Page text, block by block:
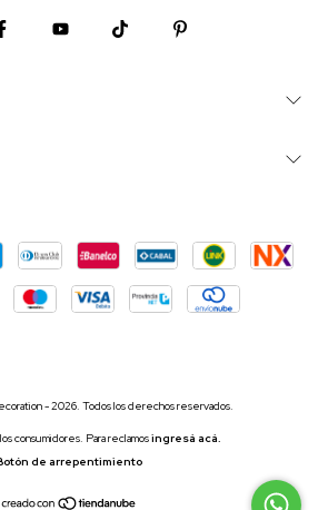
- 2026. Todos los derechos reservados.
consumidores. Para reclamosingresá acá.
de arrepentimiento